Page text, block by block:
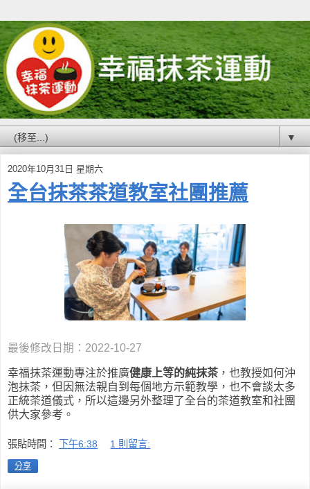
▼
2020年10月31日 星期六
全台抹茶茶道教室社團推薦
最後修改日期：2022-10-27
幸福抹茶運動專注於推廣健康上等的純抹茶 ，也教授如何沖
泡抹茶，但因無法親自到每個地方示範教學，也不會談太多
正統茶道儀式，所以這邊另外整理了全台的茶道教室和社團
供大家參考 。
張貼時間： 下午6:38 1 則留言:
分享